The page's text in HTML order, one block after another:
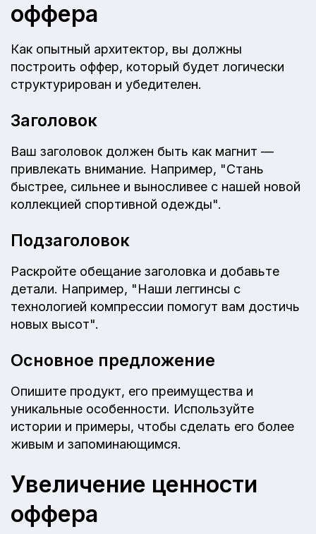
оффера
Как опытный архитектор, вы должны
построить оффер, который будет логически
структурирован и убедителен.
Заголовок
Ваш заголовок должен быть как магнит —
привлекать внимание. Например, "Стань
быстрее, сильнее и выносливее с нашей новой
коллекцией спортивной одежды".
Подзаголовок
Раскройте обещание заголовка и добавьте
детали. Например, "Наши леггинсы с
технологией компрессии помогут вам достичь
новых высот".
Основное предложение
Опишите продукт, его преимущества и
уникальные особенности. Используйте
истории и примеры, чтобы сделать его более
живым и запоминающимся.
Увеличение ценности
оффера